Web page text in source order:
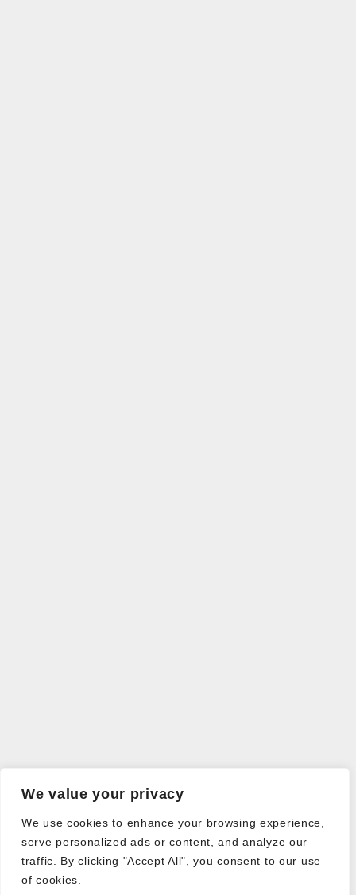
We value your privacy
We use cookies to enhance your browsing experience,
serve personalized ads or content, and analyze our
traffic. By clicking "Accept All", you consent to our use
of cookies.